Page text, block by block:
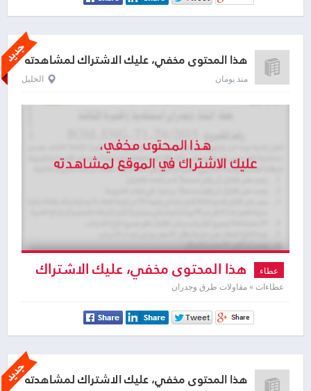
هذا المحتوى مخفي، عليك الاشتراك لمشاهدته
منذ يومان الخليل
عطاء هذا المحتوى مخفي، عليك الاشتراك
لمشاهدته
عطاءات » مقاولات طرق وجدران
هذا المحتوى مخفي، عليك الاشتراك لمشاهدته